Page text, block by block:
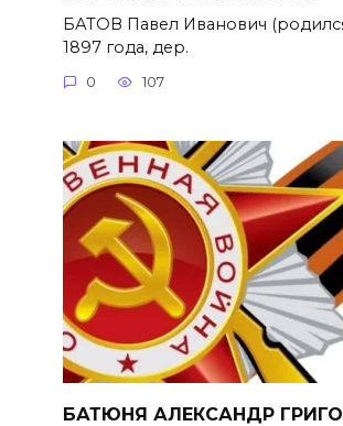
БАТОВ Павел Иванович
1897 года, дер.
0 107
БАТЮНЯ АЛЕКСАНДР